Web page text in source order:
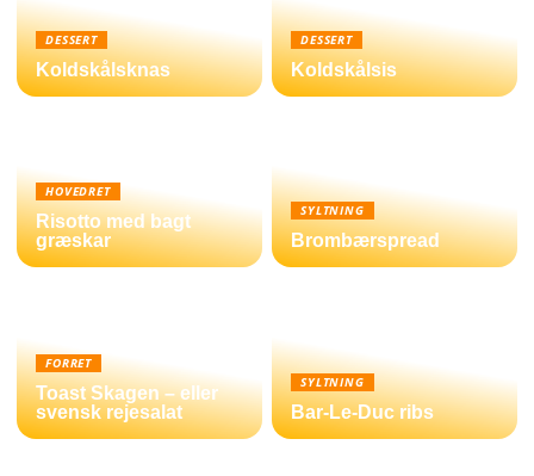
DESSERT
Koldskålsknas
DESSERT
Koldskålsis
HOVEDRET
Risotto med bagt
græskar
SYLTNING
Brombærspread
FORRET
Toast Skagen – eller
svensk rejesalat
SYLTNING
Bar-Le-Duc ribs